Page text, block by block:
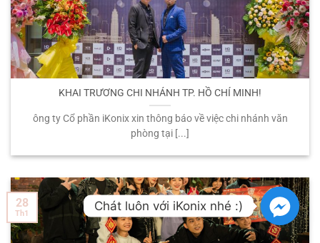
KHAI TRƯƠNG CHI NHÁNH TP. HỒ CHÍ MINH!
ông ty Cổ phần iKonix xin thông báo về việc chi nhánh văn
phòng tại [...]
28
Th1
Chát luôn với iKonix nhé :)